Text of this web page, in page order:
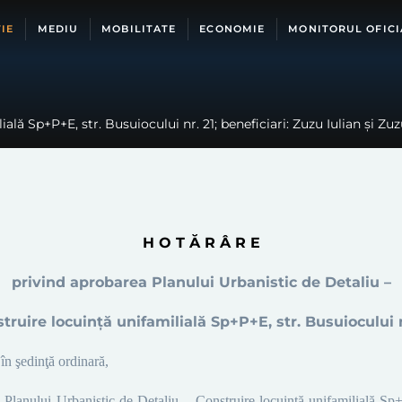
MEDIU MOBILITATE ECONOMIE MONITORUL
Sp+P+E, str. Busuiocului nr. 21; beneficiari: Zuzu Iulian și
H O T Ă R Â R E
privind aprobarea Planului Urbanistic de Detaliu –
locuință unifamilială Sp+P+E, str. Busuiocului
şedinţă ordinară,